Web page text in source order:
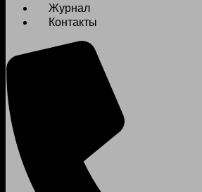
Журнал
Контакты